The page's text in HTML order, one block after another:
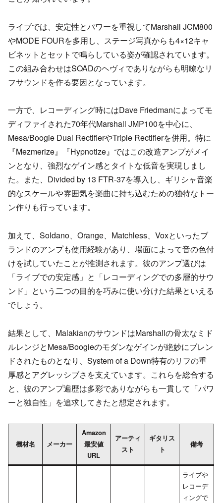
ライブでは、安定性とパワーを重視してMarshall JCM800
やMODE FOURを多用し、ステージ写真からも4×12キャ
ビネットとセットで鳴らしている姿が確認されています。
この組み合わせはSOADのヘヴィでありながらも明瞭なリ
フサウンドを作る要因となっています。
一方で、レコーディング時にはDave Friedmanによってモ
ディファイされた70年代Marshall JMP100を中心に、
Mesa/Boogie Dual RectifierやTriple Rectifierを併用。特に
『Mezmerize』『Hypnotize』ではこの改造アンプがメイ
ンとなり、強烈なゲイン感とタイトな低音を実現しまし
た。また、Divided by 13 FTR-37を導入し、ギリシャ音楽
的なスケールや雰囲気を楽曲に持ち込むための独特なトー
ン作りも行っています。
加えて、Soldano、Orange、Matchless、Voxといったブ
ランドのアンプも使用経験があり、場面によって音の色付
けを試していたことが推測されます。彼のアンプ選びは
「ライブでの安定感」と「レコーディングでの多層的サウ
ンド」という二つの目的を巧みに使い分けた結果といえる
でしょう。
結果として、MalakianのサウンドはMarshallの骨太なミド
ルレンジとMesa/Boogieのモダンなゲインが絶妙にブレン
ドされたものとなり、System of a Down特有のリフの重
厚感とアグレッシブさを支えています。これらを総合する
と、彼のアンプ遍歴は多彩でありながらも一貫して「パワ
ーと独自性」を追求してきたと想定されます。
機材名 メーカー
Amazon
最安値
URL
アーティ
スト
ギタリス
ト
備考
ライブや
レコーデ
ィングで